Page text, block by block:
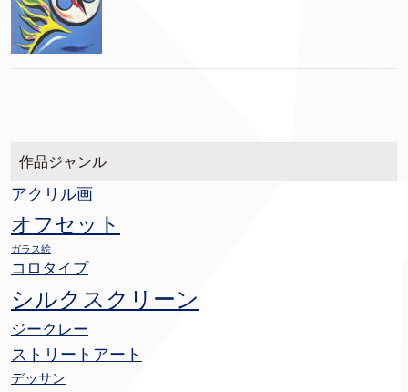
作品ジャンル
アクリル画
オフセット
ガラス絵
コロタイプ
シルクスクリーン
ジークレー
ストリートアート
デッサン